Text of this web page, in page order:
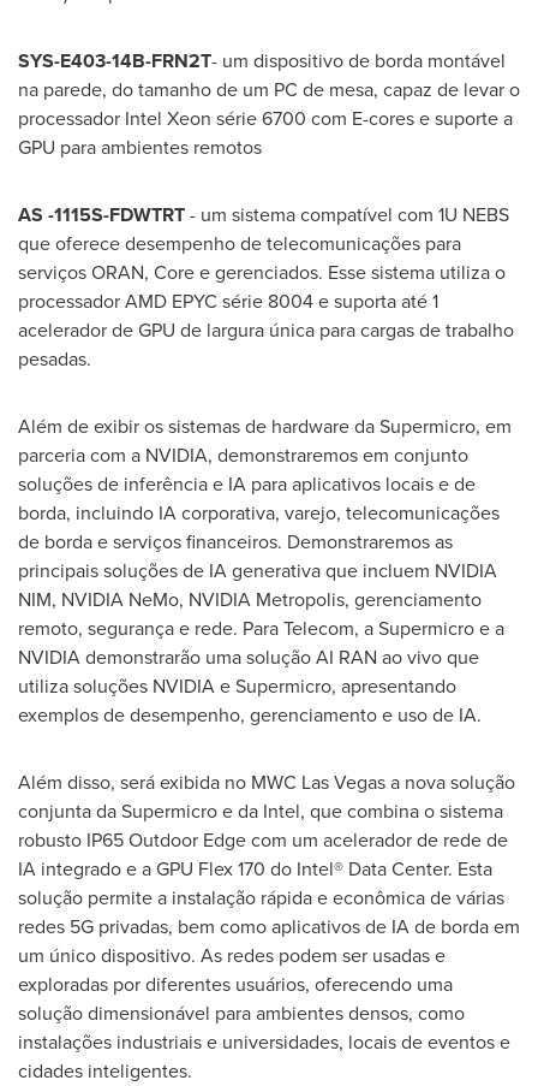
SYS-E403-14B-FRN2T- um dispositivo de borda montável
na parede, do tamanho de um PC de mesa, capaz de levar o
processador Intel Xeon série 6700 com E-cores e suporte a
GPU para ambientes remotos
AS -1115S-FDWTRT- um sistema compatível com 1U NEBS
que oferece desempenho de telecomunicações para
serviçosORAN, Core e gerenciados. Esse sistema utiliza o
processador AMD EPYC série 8004 e suporta até 1
acelerador de GPU de largura única para cargas de trabalho
pesadas.
Além de exibir os sistemas de hardware da Supermicro, em
parceria com a NVIDIA, demonstraremos em conjunto
soluções de inferência e IA para aplicativos locais e de
borda, incluindo IA corporativa, varejo, telecomunicações
de borda e serviços financeiros. Demonstraremos as
principais soluções de IA generativa que incluem NVIDIA
NIM, NVIDIA NeMo, NVIDIA Metropolis, gerenciamento
remoto, segurança e rede. Para Telecom, a Supermicro e a
NVIDIA demonstrarão uma soluçãoAI RAN ao vivo que
utiliza soluções NVIDIA e Supermicro, apresentando
exemplos de desempenho, gerenciamento e uso de IA.
Além disso, será exibida no MWC Las Vegas a nova solução
conjunta da Supermicro e da Intel, que combina o sistema
robusto IP65 Outdoor Edge com um acelerador de rede de
IA integrado e a GPU Flex 170 do Intel® Data Center. Esta
solução permite a instalação rápida e econômica de várias
redes 5G privadas, bem como aplicativos de IA de borda em
um único dispositivo. As redes podem ser usadas e
exploradas por diferentes usuários, oferecendo uma
solução dimensionável para ambientes densos, como
instalações industriais e universidades, locais de eventos e
cidades inteligentes.